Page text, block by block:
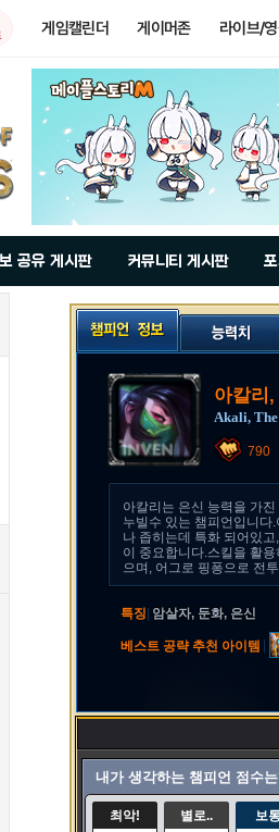
게임캘린더 게이머존 라이브/
공유 게시판 커뮤니티 게시판
아칼리
Akali, The
790
아칼리는 은신 능력을 가
누빌수 있는 챔피언입니다
나 좁히는데 특화 되어있
이 중요합니다.스킬을 활
으며, 어그로 핑퐁으로 전
특징 암살자, 둔화, 은신
베스트 공략 추천 아이템
내가 생각하는 챔피언 점수
최악! 별로.. 보